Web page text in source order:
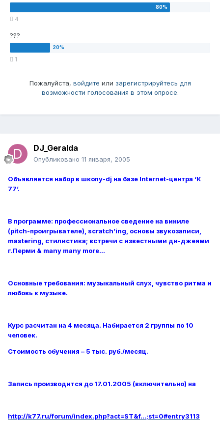
4
???
1
Пожалуйста, войдите или зарегистрируйтесь для
возможности голосования в этом опросе.
DJ_Geralda
Опубликовано 11 января, 2005
Объявляется набор в школу-dj на базе Internet-центра ‘К
77’.
В программе: профессиональное сведение на виниле
(pitch-проигрывателе), scratch’ing, основы звукозаписи,
mastering, стилистика; встречи с известными ди-джеями
г.Перми & many many more…
Основные требования: музыкальный слух, чувство ритма и
любовь к музыке.
Курс расчитан на 4 месяца. Набирается 2 группы по 10
человек.
Стоимость обучения – 5 тыс. руб./месяц.
Запись производится до 17.01.2005 (включительно) на
http://k77.ru/forum/index.php?act=ST&f...;st=0#entry3113